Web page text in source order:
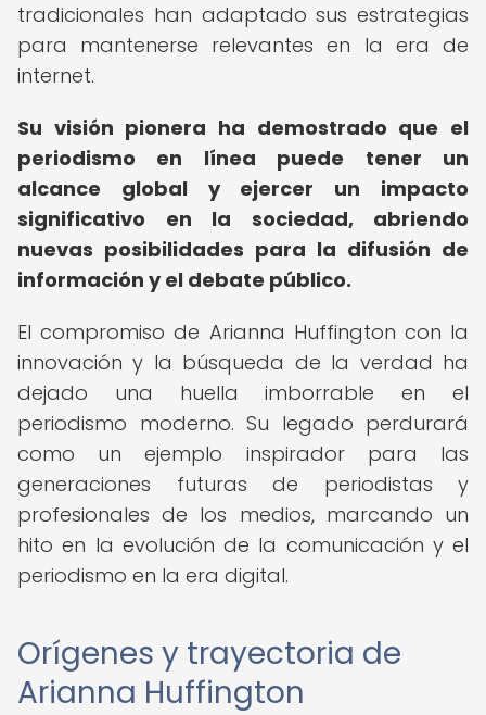
tradicionales han adaptado sus estrategias
para mantenerse relevantes en la era de
internet.
Su visión pionera ha demostrado que el
periodismo en línea puede tener un
alcance global y ejercer un impacto
significativo en la sociedad, abriendo
nuevas posibilidades para la difusión de
información y el debate público.
El compromiso de Arianna Huffington con la
innovación y la búsqueda de la verdad ha
dejado una huella imborrable en el
periodismo moderno. Su legado perdurará
como un ejemplo inspirador para las
generaciones futuras de periodistas y
profesionales de los medios, marcando un
hito en la evolución de la comunicación y el
periodismo en la era digital.
Orígenes y trayectoria de
Arianna Huffington